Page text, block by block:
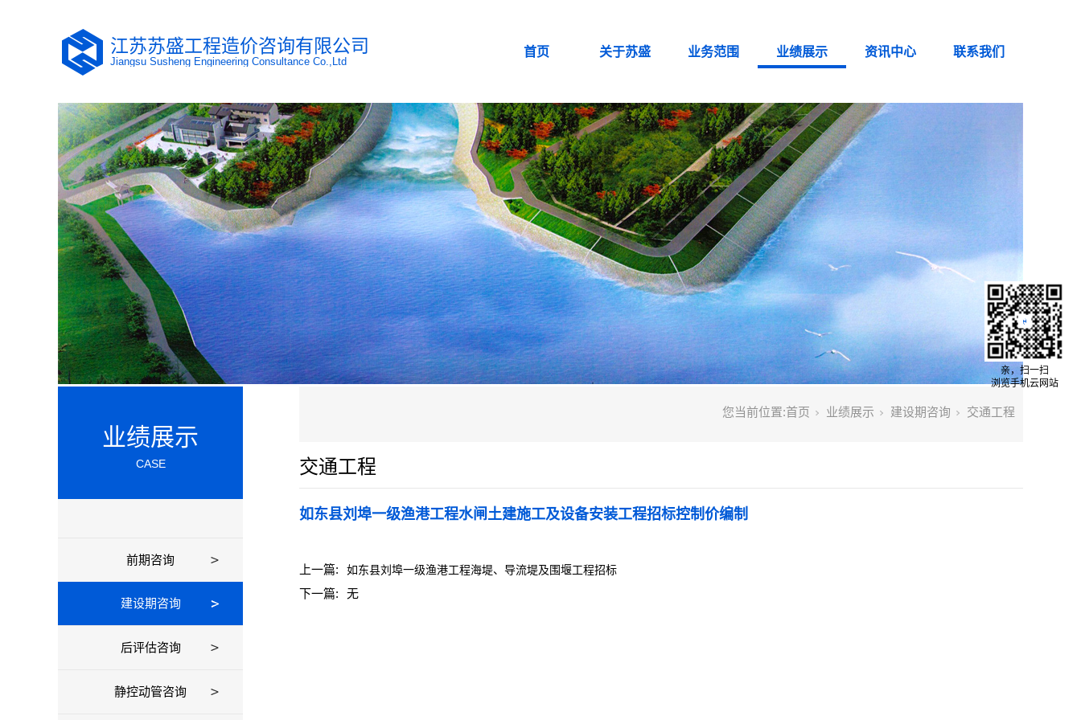
江苏苏盛工程造价咨询有限公司
Jiangsu Susheng Engineering Consultance Co.,Ltd
首页 关于苏盛 业务范围 业绩展示 资讯中心 联系我们
业绩展示
CASE
前期咨询
建设期咨询
后评估咨询
静控动管咨询
您当前位置:首页 业绩展示 建设期咨询 交通工程
交通工程
如东县刘埠一级渔港工程水闸土建施工及设备安装工程招标控制价编制
上一篇: 如东县刘埠一级渔港工程海堤、导流堤及围堰工程招标
下一篇: 无
亲，扫一扫
浏览手机云网站